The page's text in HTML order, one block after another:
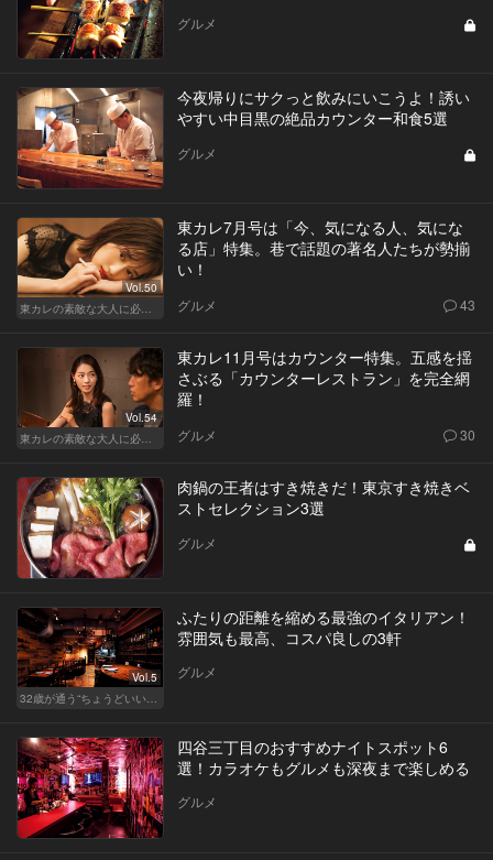
グルメ
今夜帰りにサクっと飲みにいこうよ！誘い
やすい中目黒の絶品カウンター和食5選
グルメ
Vol.50
東カレの素敵な大人に必要なこと
東カレ7月号は「今、気になる人、気にな
る店」特集。巷で話題の著名人たちが勢揃
い！
グルメ 43
Vol.54
東カレの素敵な大人に必要なこと
東カレ11月号はカウンター特集。五感を揺
さぶる「カウンターレストラン」を完全網
羅！
グルメ 30
肉鍋の王者はすき焼きだ！東京すき焼きベ
ストセレクション3選
グルメ
Vol.5
32歳が通う“ちょうどいい”価格の店
ふたりの距離を縮める最強のイタリアン！
雰囲気も最高、コスパ良しの3軒
グルメ
四谷三丁目のおすすめナイトスポット6
選！カラオケもグルメも深夜まで楽しめる
グルメ